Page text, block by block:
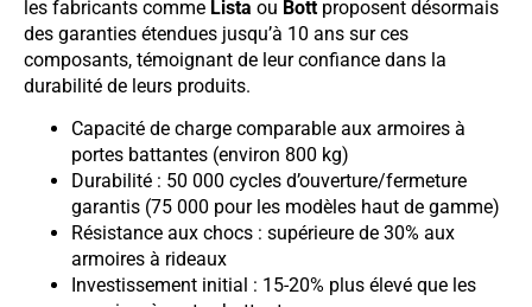
les fabricants comme Lista ou Bott proposent désormais
des garanties étendues jusqu’à 10 ans sur ces
composants, témoignant de leur confiance dans la
durabilité de leurs produits.
Capacité de charge comparable aux armoires à
portes battantes (environ 800 kg)
Durabilité : 50 000 cycles d’ouverture/fermeture
garantis (75 000 pour les modèles haut de gamme)
Résistance aux chocs : supérieure de 30% aux
armoires à rideaux
Investissement initial : 15-20% plus élevé que les